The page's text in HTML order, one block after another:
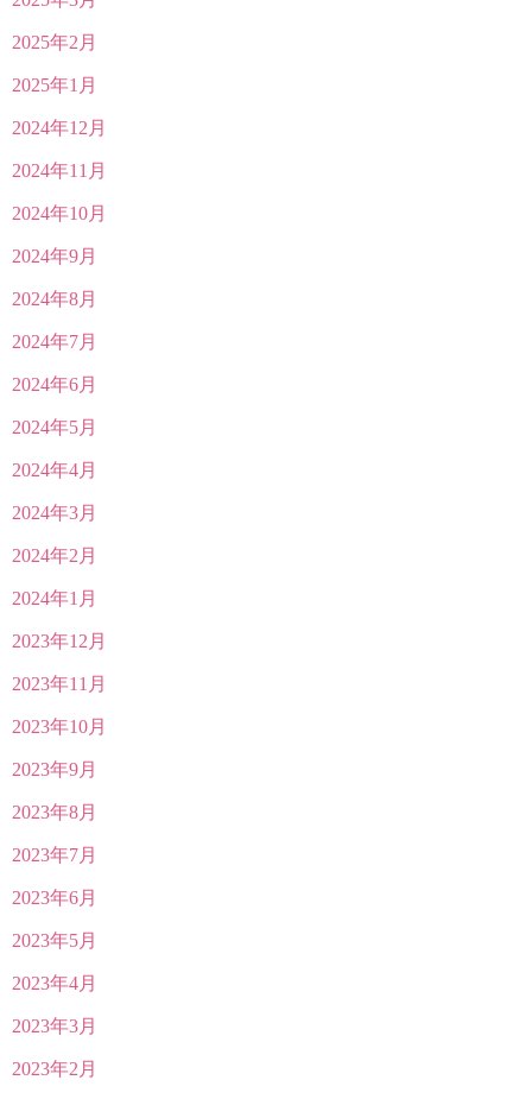
2025年2月
2025年1月
2024年12月
2024年11月
2024年10月
2024年9月
2024年8月
2024年7月
2024年6月
2024年5月
2024年4月
2024年3月
2024年2月
2024年1月
2023年12月
2023年11月
2023年10月
2023年9月
2023年8月
2023年7月
2023年6月
2023年5月
2023年4月
2023年3月
2023年2月